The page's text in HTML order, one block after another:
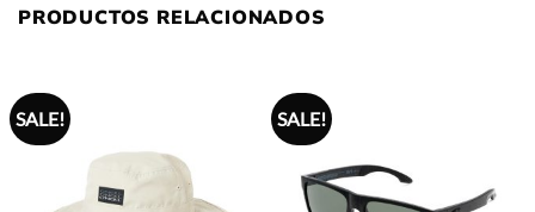
PRODUCTOS RELACIONADOS
SALE! SALE!